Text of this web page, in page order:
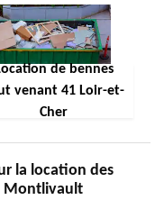
de bennes
venant 41 Loir-et-
Cher
la location des
Montlivault